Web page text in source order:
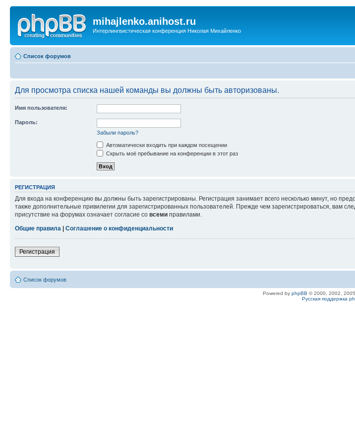
mihajlenko.anihost.ru
Интерлингвистическая конференция Николая Михайленко
Список форумов
Для просмотра списка нашей команды вы должны быть авторизованы.
Имя пользователя:
Пароль:
Забыли пароль?
Автоматически входить при каждом посещении
Скрыть моё пребывание на конференции в этот раз
РЕГИСТРАЦИЯ
Для входа на конференцию вы должны быть зарегистрированы. Регистрация занимает всего несколько минут, но
также дополнительные привилегии для зарегистрированных пользователей. Прежде чем зарегистрироваться, вам
присутствие на форумах означает согласие со всеми правилами.
Общие правила
Соглашение о конфиденциальности
Регистрация
Список форумов
Powered by phpBB © 2000, 2002,
Русская поддержка